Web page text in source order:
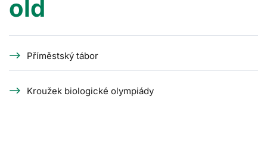
old
Příměstský tábor
Kroužek biologické olympiády